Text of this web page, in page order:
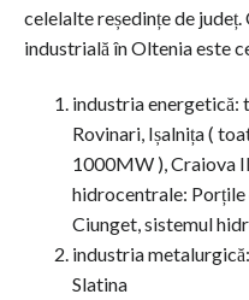
celelalte reședințe de
industrială în Oltenia este
industria energetică:
Rovinari, Ișalnița (
1000MW ), Craiova
hidrocentrale:
Ciunget, sistemul
industria
Slatina